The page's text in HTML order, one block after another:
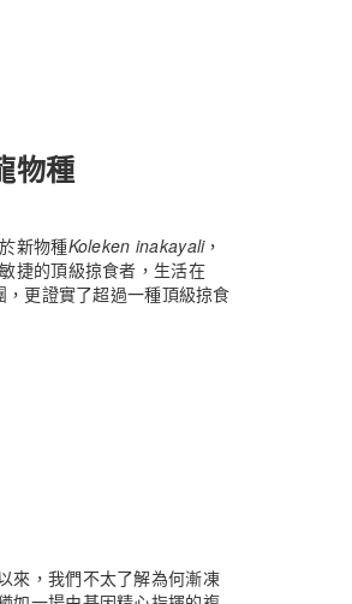
物種
新物種Koleken inakayali，
捷的頂級掠食者，生活在
更證實了超過一種頂級掠食
來，我們不太了解為何漸凍